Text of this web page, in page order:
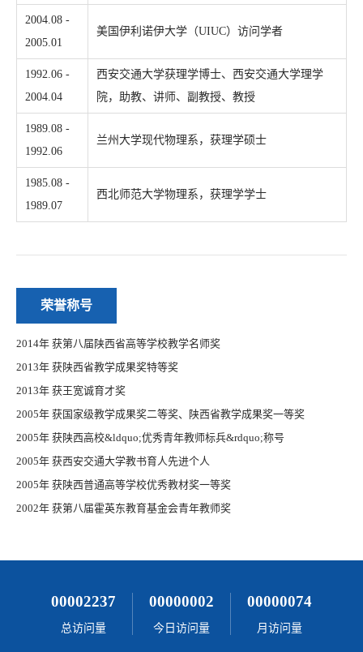
2004.08 -
2005.01
美国伊利诺伊大学（UIUC）访问学者
1992.06 -
2004.04
西安交通大学获理学博士、西安交通大学理学
院，助教、讲师、副教授、教授
1989.08 -
1992.06
兰州大学现代物理系，获理学硕士
1985.08 -
1989.07
西北师范大学物理系，获理学学士
荣誉称号
2014年 获第八届陕西省高等学校教学名师奖
2013年 获陕西省教学成果奖特等奖
2013年 获王宽诚育才奖
2005年 获国家级教学成果奖二等奖、陕西省教学成果奖一等奖
2005年 获陕西高校&ldquo;优秀青年教师标兵&rdquo;称号
2005年 获西安交通大学教书育人先进个人
2005年 获陕西普通高等学校优秀教材奖一等奖
2002年 获第八届霍英东教育基金会青年教师奖
00002237
总访问量
00000002
今日访问量
00000074
月访问量